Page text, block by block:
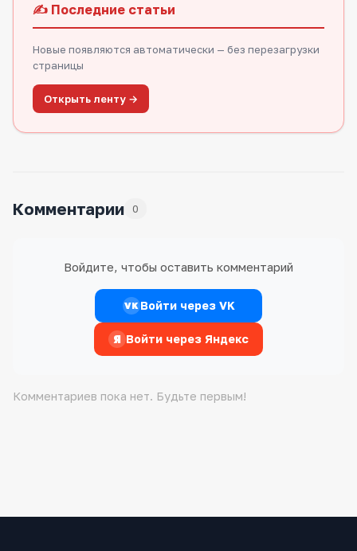
✍️ Последние статьи
Новые появляются автоматически — без перезагрузки
страницы
Открыть ленту →
Комментарии 0
Войдите, чтобы оставить комментарий
VKВойти через VK
Я Войти через Яндекс
Комментариев пока нет. Будьте первым!